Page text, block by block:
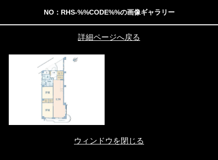
NO：RHS-%%CODE%%の画像ギャラリー
詳細ページへ戻る
ウィンドウを閉じる